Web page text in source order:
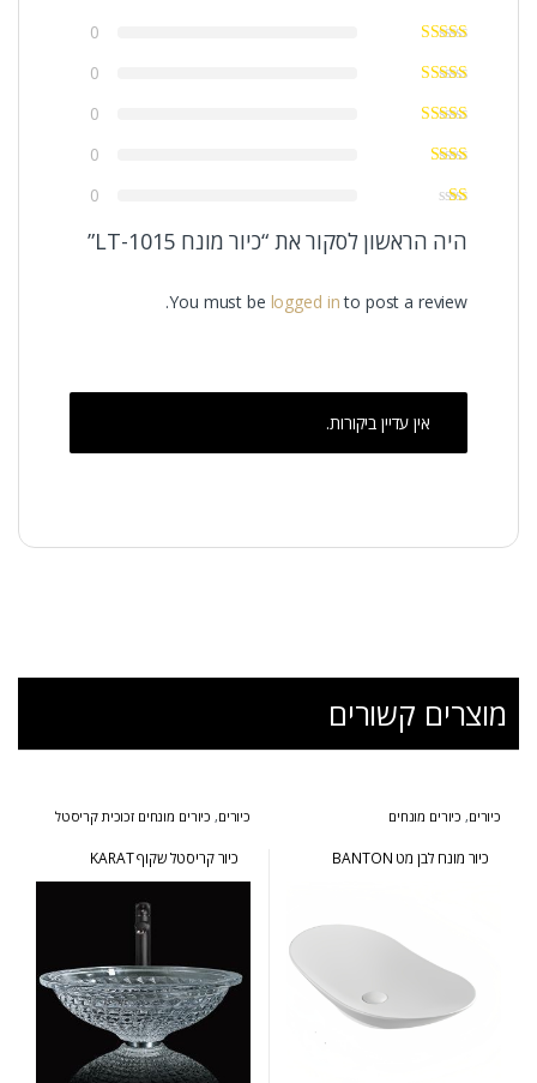
0
0
0
0
0
היה הראשון לסקור את “כיור מונח LT-1015”
You must be logged into post a review.
אין עדיין ביקורות.
מוצרים קשורים
כיורים, כיורים מונחים
כיור מונח לבן מט BANTON
כיורים, כיורים מונחים זכוכית קריסטל
כיור קריסטל שקוף KARAT